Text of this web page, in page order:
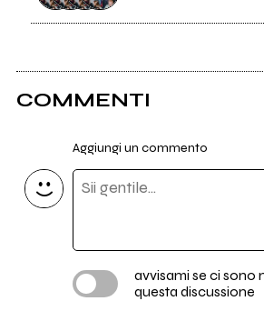
THUMB tribal music
COMMENTI
Aggiungi un commento
avvisami se ci sono
questa discussione